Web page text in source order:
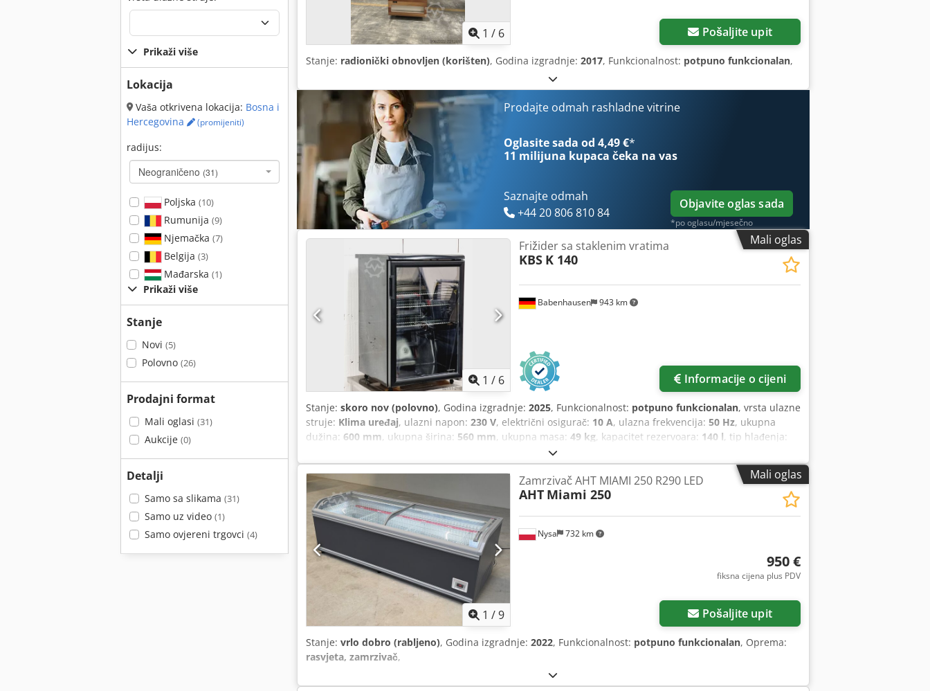
Prikaži više
Lokacija
Vaša otkrivena lokacija: Bosna i
Hercegovina
(promijeniti)
radijus:
Neograničeno (31)
Poljska (10)
Rumunija (9)
Njemačka (7)
Belgija (3)
Mađarska (1)
Prikaži više
Stanje
Novi (5)
Polovno (26)
Prodajni format
Mali oglasi (31)
Aukcije (0)
Detalji
Samo sa slikama (31)
Samo uz video (1)
Samo ovjereni trgovci (4)
1 / 6 Pošaljite upit
Stanje: radionički obnovljen (korišten), Godina izgradnje: 2017, Funkcionalnost: potpuno funkcionalan,
Prodajte odmah rashladne vitrine
Oglasite sada od 4,49 €*
11 milijuna kupaca čeka na vas
Saznajte odmah
+44 20 806 810 84
Objavite oglas sada
*po oglasu/mjesečno
Mali oglas
1 / 6
Babenhausen 943 km
Frižider sa staklenim vratima
KBS K 140
Informacije o cijeni
Stanje: skoro nov (polovno), Godina izgradnje: 2025, Funkcionalnost: potpuno funkcionalan, vrsta ulazne
struje: Klima uređaj, ulazni napon: 230 V, električni osigurač: 10 A, ulazna frekvencija: 50 Hz, ukupna
dužina: 600 mm, ukupna širina: 560 mm, ukupna masa: 49 kg, kapacitet rezervoara: 140 l, tip hlađenja:
Mali oglas
1 /9
Nysa 732 km
Zamrzivač AHT MIAMI 250 R290 LED
AHT Miami 250
950 €
fiksna cijena plus PDV
Pošaljite upit
Stanje: vrlo dobro (rabljeno), Godina izgradnje: 2022, Funkcionalnost: potpuno funkcionalan, Oprema:
rasvjeta, zamrzivač,